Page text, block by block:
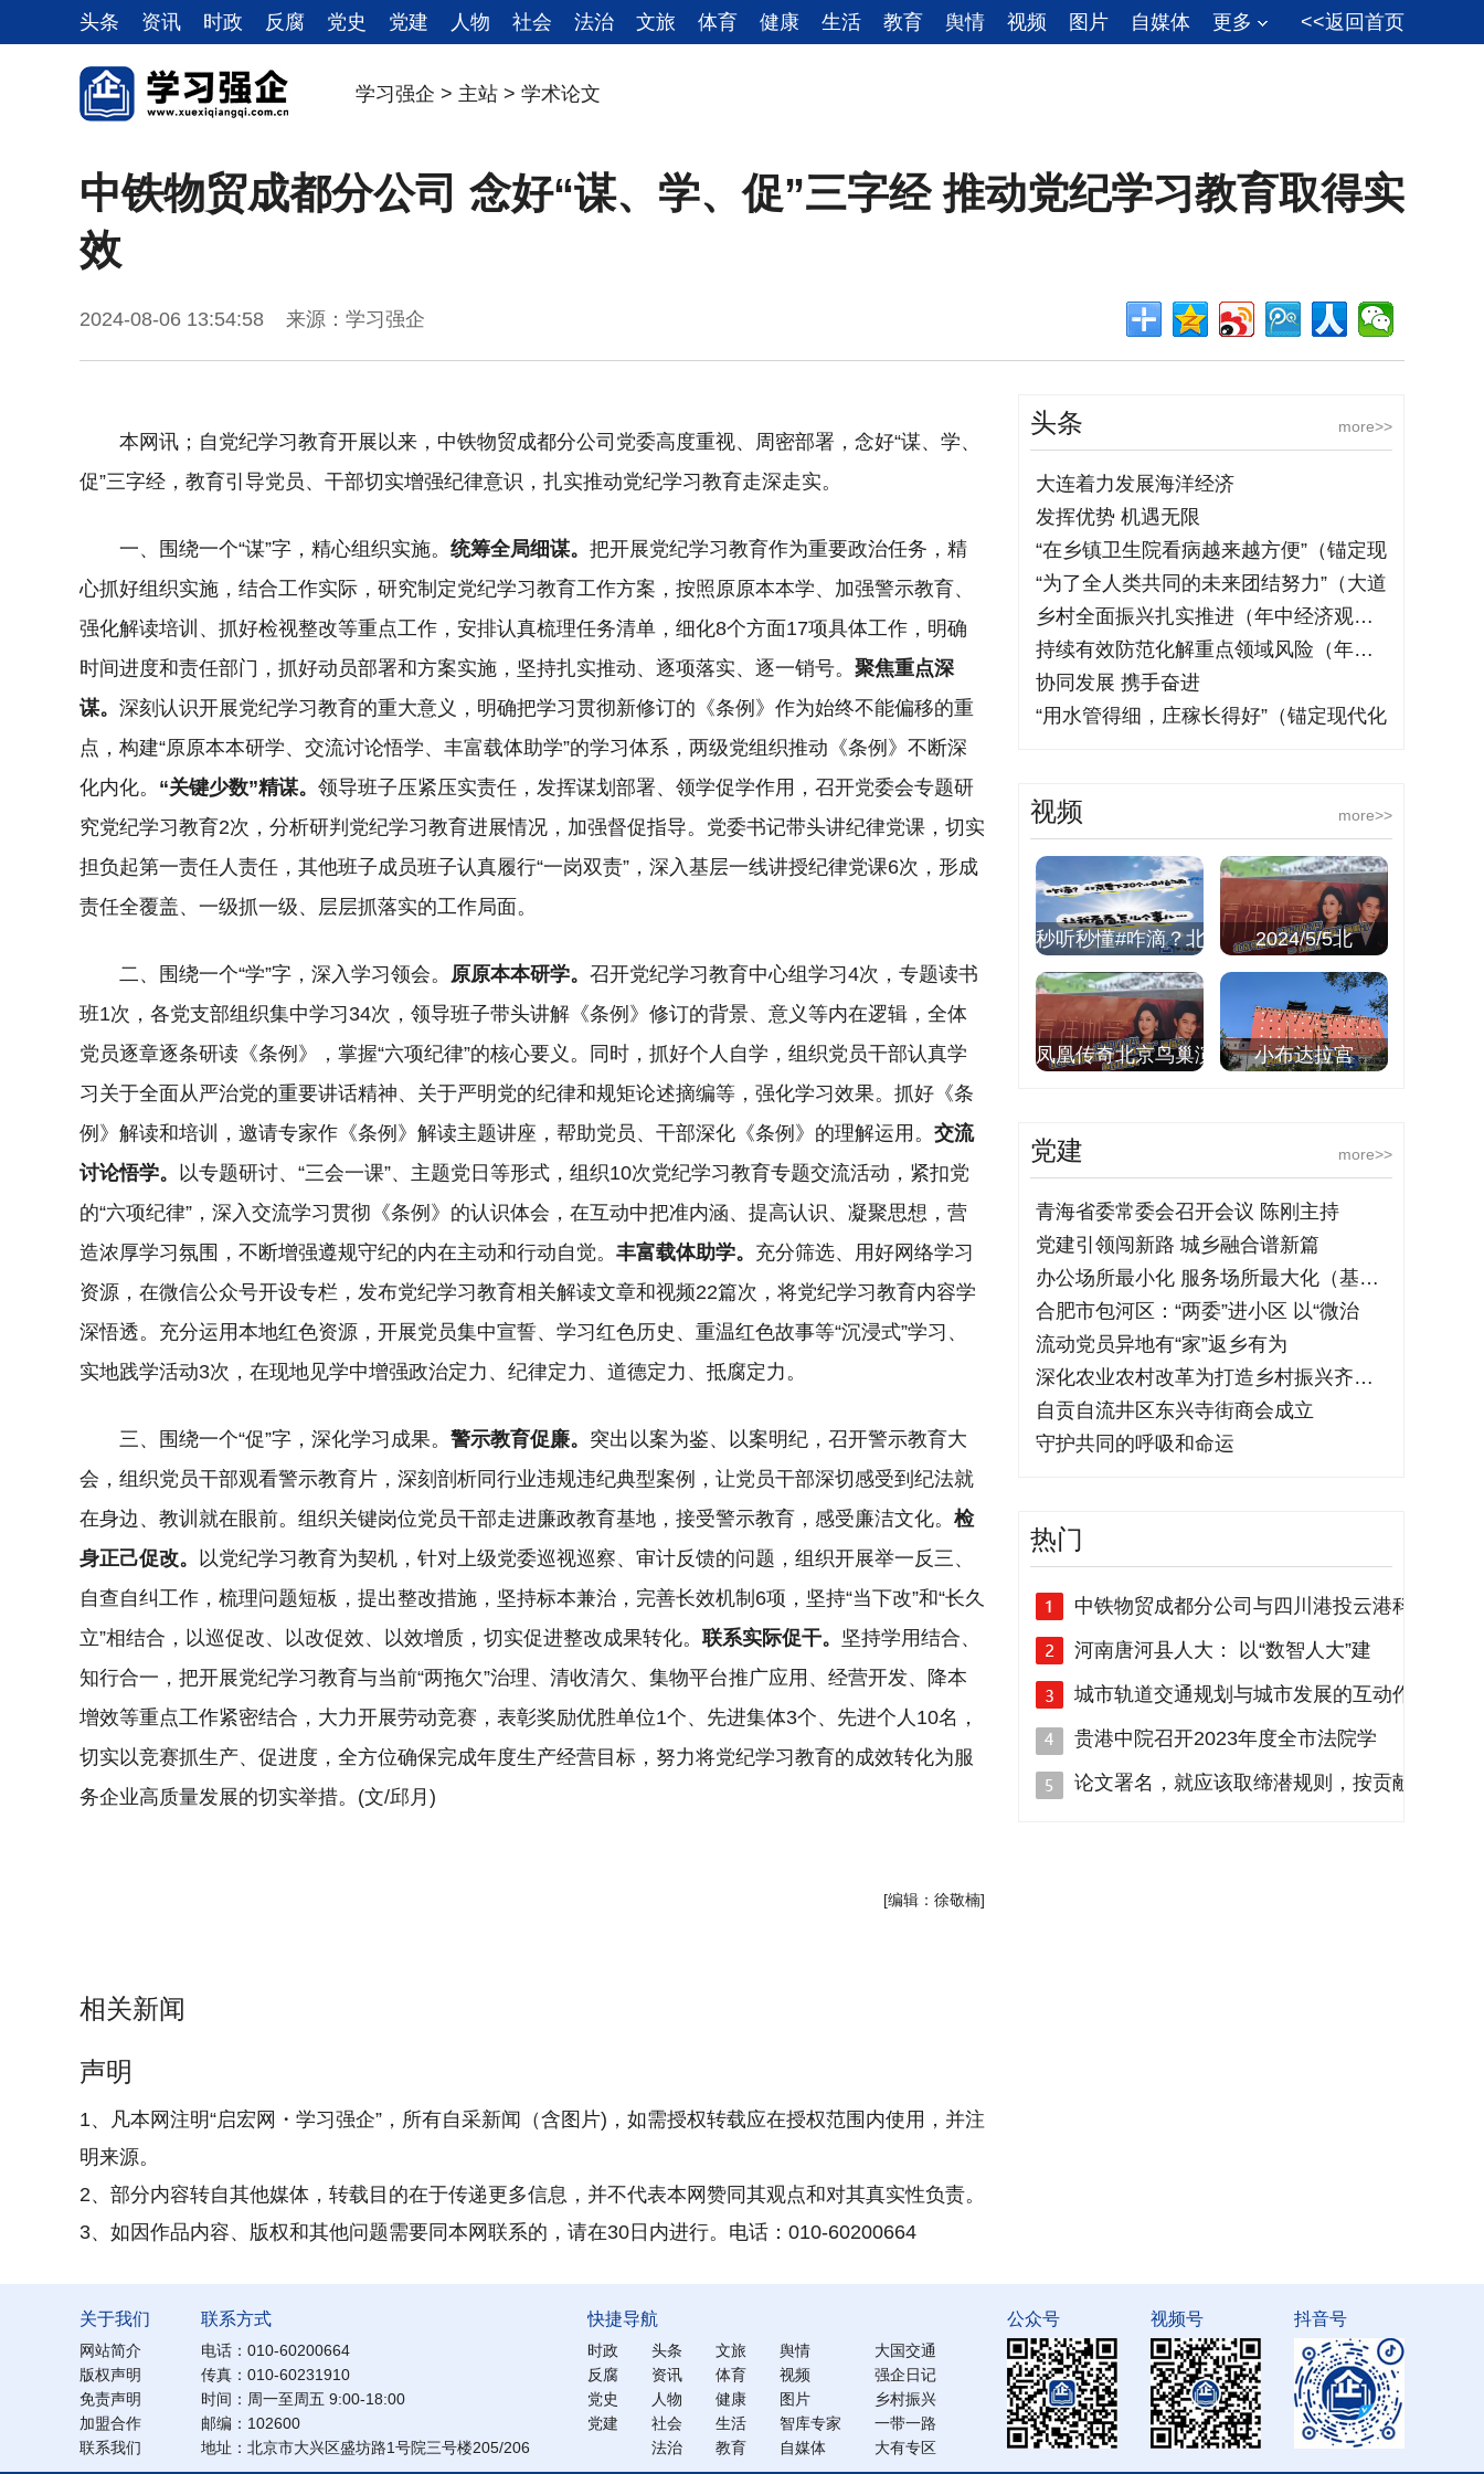
头条 资讯 时政 反腐 党史 党建 人物 社会 法治 文旅 体育 健康 生活 教育 舆情 视频 图片 自媒体 更多 <<返回首页
学习强企 > 主站 > 学术论文
中铁物贸成都分公司 念好“谋、学、促”三字经 推动党纪学习教育取得实
效
2024-08-06 13:54:58 来源：学习强企
本网讯；自党纪学习教育开展以来，中铁物贸成都分公司党委高度重视、周密部署，念好“谋、学、
促”三字经，教育引导党员、干部切实增强纪律意识，扎实推动党纪学习教育走深走实。
一、围绕一个“谋”字，精心组织实施。 统筹全局细谋。 把开展党纪学习教育作为重要政治任务，精
心抓好组织实施，结合工作实际，研究制定党纪学习教育工作方案，按照原原本本学、加强警示教育、
强化解读培训、抓好检视整改等重点工作，安排认真梳理任务清单，细化8个方面17项具体工作，明确
时间进度和责任部门，抓好动员部署和方案实施，坚持扎实推动、逐项落实、逐一销号。 聚焦重点深
谋。 深刻认识开展党纪学习教育的重大意义，明确把学习贯彻新修订的《条例》作为始终不能偏移的重
点，构建“原原本本研学、交流讨论悟学、丰富载体助学”的学习体系，两级党组织推动《条例》不断深
化内化。 “关键少数”精谋。 领导班子压紧压实责任，发挥谋划部署、领学促学作用，召开党委会专题研
究党纪学习教育2次，分析研判党纪学习教育进展情况，加强督促指导。党委书记带头讲纪律党课，切实
担负起第一责任人责任，其他班子成员班子认真履行“一岗双责”，深入基层一线讲授纪律党课6次，形成
责任全覆盖、一级抓一级、层层抓落实的工作局面。
二、围绕一个“学”字，深入学习领会。 原原本本研学。 召开党纪学习教育中心组学习4次，专题读书
班1次，各党支部组织集中学习34次，领导班子带头讲解《条例》修订的背景、意义等内在逻辑，全体
党员逐章逐条研读《条例》，掌握“六项纪律”的核心要义。同时，抓好个人自学，组织党员干部认真学
习关于全面从严治党的重要讲话精神、关于严明党的纪律和规矩论述摘编等，强化学习效果。抓好《条
例》解读和培训，邀请专家作《条例》解读主题讲座，帮助党员、干部深化《条例》的理解运用。 交流
讨论悟学。 以专题研讨、“三会一课”、主题党日等形式，组织10次党纪学习教育专题交流活动，紧扣党
的“六项纪律”，深入交流学习贯彻《条例》的认识体会，在互动中把准内涵、提高认识、凝聚思想，营
造浓厚学习氛围，不断增强遵规守纪的内在主动和行动自觉。 丰富载体助学。 充分筛选、用好网络学习
资源，在微信公众号开设专栏，发布党纪学习教育相关解读文章和视频22篇次，将党纪学习教育内容学
深悟透。充分运用本地红色资源，开展党员集中宣誓、学习红色历史、重温红色故事等“沉浸式”学习、
实地践学活动3次，在现地见学中增强政治定力、纪律定力、道德定力、抵腐定力。
三、围绕一个“促”字，深化学习成果。 警示教育促廉。 突出以案为鉴、以案明纪，召开警示教育大
会，组织党员干部观看警示教育片，深刻剖析同行业违规违纪典型案例，让党员干部深切感受到纪法就
在身边、教训就在眼前。组织关键岗位党员干部走进廉政教育基地，接受警示教育，感受廉洁文化。 检
身正己促改。 以党纪学习教育为契机，针对上级党委巡视巡察、审计反馈的问题，组织开展举一反三、
自查自纠工作，梳理问题短板，提出整改措施，坚持标本兼治，完善长效机制6项，坚持“当下改”和“长久
立”相结合，以巡促改、以改促效、以效增质，切实促进整改成果转化。 联系实际促干。 坚持学用结合、
知行合一，把开展党纪学习教育与当前“两拖欠”治理、清收清欠、集物平台推广应用、经营开发、降本
增效等重点工作紧密结合，大力开展劳动竞赛，表彰奖励优胜单位1个、先进集体3个、先进个人10名，
切实以竞赛抓生产、促进度，全方位确保完成年度生产经营目标，努力将党纪学习教育的成效转化为服
务企业高质量发展的切实举措。(文/邱月)
[编辑：徐敬楠]
相关新闻
声明
1、凡本网注明“启宏网・学习强企”，所有自采新闻（含图片)，如需授权转载应在授权范围内使用，并注
明来源。
2、部分内容转自其他媒体，转载目的在于传递更多信息，并不代表本网赞同其观点和对其真实性负责。
3、如因作品内容、版权和其他问题需要同本网联系的，请在30日内进行。电话：010-60200664
more>>
头条
大连着力发展海洋经济
发挥优势 机遇无限
“在乡镇卫生院看病越来越方便”（锚定现
“为了全人类共同的未来团结努力”（大道
乡村全面振兴扎实推进（年中经济观察）
持续有效防范化解重点领域风险（年中经济
协同发展 携手奋进
“用水管得细，庄稼长得好”（锚定现代化
more>>
视频
秒听秒懂#咋滴？北 2024/5/5北
凤凰传奇北京鸟巢演 小布达拉宫
more>>
党建
青海省委常委会召开会议 陈刚主持
党建引领闯新路 城乡融合谱新篇
办公场所最小化 服务场所最大化（基层治
合肥市包河区：“两委”进小区 以“微治
流动党员异地有“家”返乡有为
深化农业农村改革为打造乡村振兴齐鲁样板
自贡自流井区东兴寺街商会成立
守护共同的呼吸和命运
热门
中铁物贸成都分公司与四川港投云港科
河南唐河县人大： 以“数智人大”建
城市轨道交通规划与城市发展的互动作
贵港中院召开2023年度全市法院学
论文署名，就应该取缔潜规则，按贡献
关于我们
网站简介
版权声明
免责声明
加盟合作
联系我们
联系方式
电话：010-60200664
传真：010-60231910
时间：周一至周五 9:00-18:00
邮编：102600
地址：北京市大兴区盛坊路1号院三号楼205/206
快捷导航
时政
反腐
党史
党建
头条
资讯
人物
社会
法治
文旅
体育
健康
生活
教育
舆情
视频
图片
智库专家
自媒体
大国交通
强企日记
乡村振兴
一带一路
大有专区
公众号 视频号 抖音号